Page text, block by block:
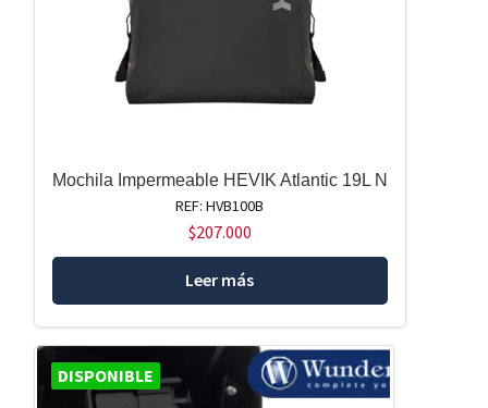
Mochila Impermeable HEVIK Atlantic 19L N
REF: HVB100B
$207.000
Leer más
DISPONIBLE